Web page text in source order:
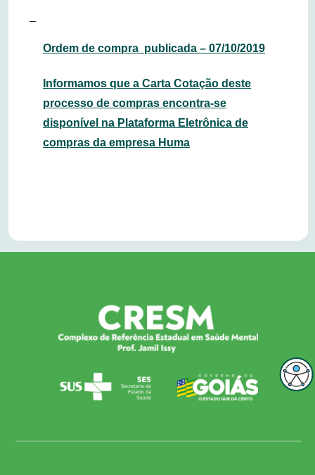
–
Ordem de compra publicada – 07/10/2019
Informamos que a Carta Cotação deste
processo de compras encontra-se
disponível na Plataforma Eletrônica de
compras da empresa Huma